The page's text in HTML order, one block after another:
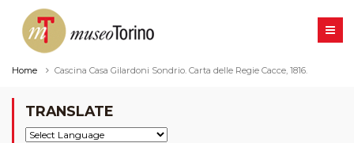
Home Cascina Casa Gilardoni Sondrio. Carta delle Regie Cacce, 1816.
TRANSLATE